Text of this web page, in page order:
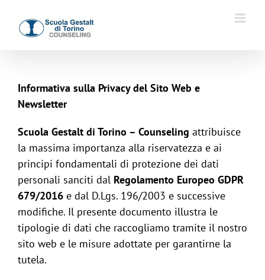
contenuto
Informativa sulla Privacy del Sito Web e
Newsletter
Scuola Gestalt di Torino – Counseling attribuisce
la massima importanza alla riservatezza e ai
principi fondamentali di protezione dei dati
personali sanciti dal Regolamento Europeo GDPR
679/2016e dal D.Lgs. 196/2003 e successive
modifiche. Il presente documento illustra le
tipologie di dati che raccogliamo tramite il nostro
sito web e le misure adottate per garantirne la
tutela.